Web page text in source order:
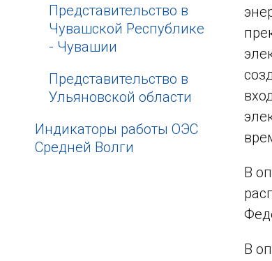
Представительство в
Чувашской Республике
- Чувашии
Представительство в
Ульяновской области
Индикаторы работы ОЭС
Средней Волги
В
В